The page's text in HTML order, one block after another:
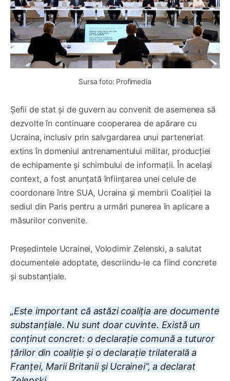
Sursa foto: Profimedia
Șefii de stat și de guvern au convenit de asemenea să
dezvolte în continuare cooperarea de apărare cu
Ucraina, inclusiv prin salvgardarea unui parteneriat
extins în domeniul antrenamentului militar, producției
de echipamente și schimbului de informații. În același
context, a fost anunțată înființarea unei celule de
coordonare între SUA, Ucraina și membrii Coaliției la
sediul din Paris pentru a urmări punerea în aplicare a
măsurilor convenite.
Președintele Ucrainei, Volodimir Zelenski, a salutat
documentele adoptate, descriindu‑le ca fiind concrete
şi substanţiale.
„Este important că astăzi coaliţia are documente
substanţiale. Nu sunt doar cuvinte. Există un
conţinut concret: o declaraţie comună a tuturor
ţărilor din coaliţie şi o declaraţie trilaterală a
Franţei, Marii Britanii şi Ucrainei”, a declarat